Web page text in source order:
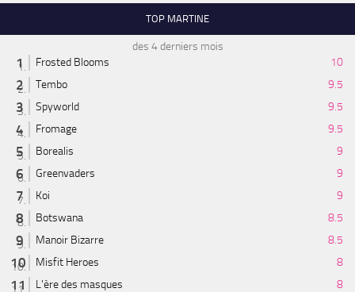
TOP MARTINE
des 4 derniers mois
Frosted Blooms
10
Tembo
9.5
Spyworld
9.5
Fromage
9.5
Borealis
9
Greenvaders
9
Koi
9
Botswana
8.5
Manoir Bizarre
8.5
Misfit Heroes
8
L'ère des masques
8